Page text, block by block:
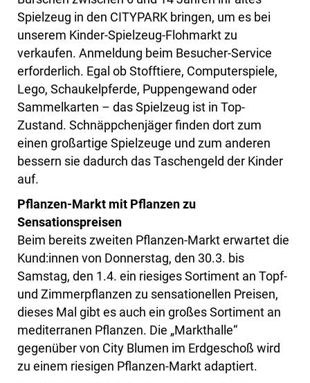
Spielzeug in den CITYPARK bringen, um es bei
unserem Kinder-Spielzeug-Flohmarkt zu
verkaufen. Anmeldung beim Besucher-Service
erforderlich. Egal ob Stofftiere, Computerspiele,
Lego, Schaukelpferde, Puppengewand oder
Sammelkarten – das Spielzeug ist in Top-
Zustand. Schnäppchenjäger finden dort zum
einen großartige Spielzeuge und zum anderen
bessern sie dadurch das Taschengeld der Kinder
auf.
Pflanzen-Markt mit Pflanzen zu
Sensationspreisen
Beim bereits zweiten Pflanzen-Markt erwartet die
Kund:innen von Donnerstag, den 30.3. bis
Samstag, den 1.4. ein riesiges Sortiment an Topf-
und Zimmerpflanzen zu sensationellen Preisen,
dieses Mal gibt es auch ein großes Sortiment an
mediterranen Pflanzen. Die „Markthalle“
gegenüber von City Blumen im Erdgeschoß wird
zu einem riesigen Pflanzen-Markt adaptiert.